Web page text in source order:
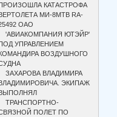
КАТАСТРОФА
МИ-8МТВ RA-
ОАО
'АВИАКОМПАНИЯ ЮТЭЙР'
УПРАВЛЕНИЕМ
ВОЗДУШНОГО
ЗАХАРОВА ВЛАДИМИРА
ЭКИПАЖ
ТРАНСПОРТНО-
ПОЛЕТ ПО